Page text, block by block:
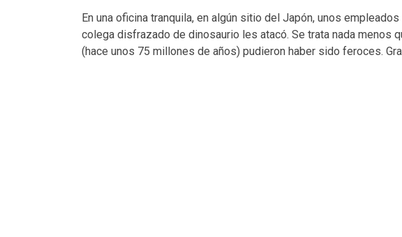
En una oficina tranquila, en algún sitio del Japón, unos
colega disfrazado de dinosaurio les atacó. Se trata nada menos
(hace unos 75 millones de años) pudieron haber sido feroces.